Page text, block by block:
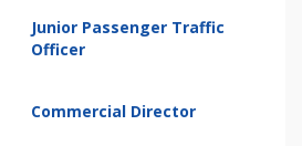
Junior Passenger Traffic
Officer
Commercial Director